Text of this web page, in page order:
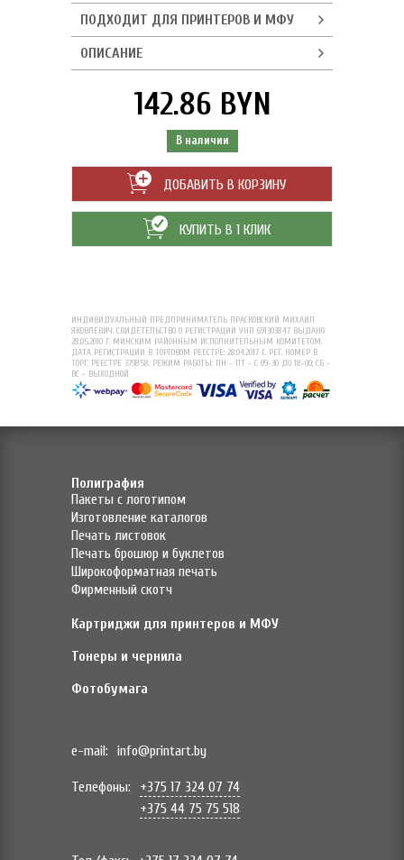
ПОДХОДИТ ДЛЯ ПРИНТЕРОВ И МФУ
ОПИСАНИЕ
142.86 BYN
В наличии
ДОБАВИТЬ В КОРЗИНУ
КУПИТЬ В 1 КЛИК
ИНДИВИДУАЛЬНЫЙ ПРЕДПРИНИМАТЕЛЬ ПРАСКОВСКИЙ МИХАИЛ
ЯКОВЛЕВИЧ. СВИДЕТЕЛЬСТВО О РЕГИСТРАЦИИ УНП 691303847 ВЫДАНО
28.05.2010 Г. МИНСКИМ РАЙОННЫМ ИСПОЛНИТЕЛЬНЫМ КОМИТЕТОМ.
ДАТА РЕГИСТРАЦИИ В ТОРГОВОМ РЕЕСТРЕ: 28.04.2017 Г. РЕГ. НОМЕР В
ТОРГ. РЕЕСТРЕ 379858. РЕЖИМ РАБОТЫ: ПН - ПТ - С 09-30 ДО 18-00; СБ -
ВС - ВЫХОДНОЙ
Полиграфия
Пакеты с логотипом
Изготовление каталогов
Печать листовок
Печать брошюр и буклетов
Широкоформатная печать
Фирменный скотч
Картриджи для принтеров и МФУ
Тонеры и чернила
Фотобумага
e-mail: info@printart.by
Телефоны:
+375 17 324 07 74
+375 44 75 75 518